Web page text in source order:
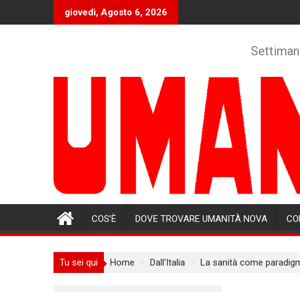
giovedì, Agosto 6, 2026
COS’È DOVE TROVARE UMANITÀ NOVA
Tu sei qui Home Dall'Italia La sanità come